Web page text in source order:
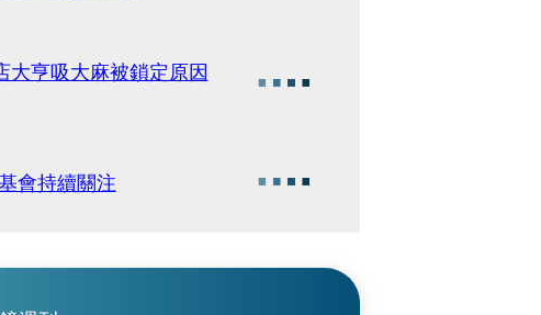
亨吸大麻被鎖定原因
會持續關注